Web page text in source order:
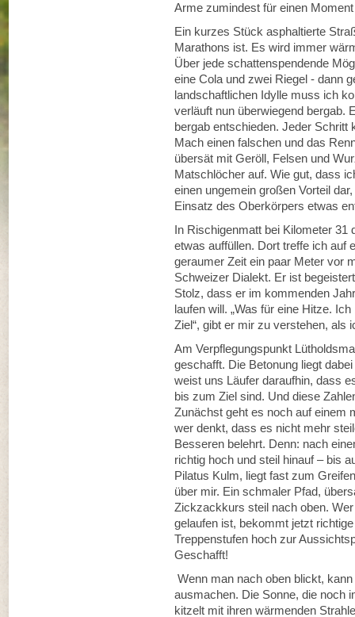
Arme zumindest für einen
Ein kurzes Stück asphaltierte
Marathons ist. Es wird immer
Über jede schattenspendende
eine Cola und zwei Riegel - dann
landschaftlichen Idylle muss ich
verläuft nun überwiegend bergab.
bergab entschieden. Jeder Schritt
Mach einen falschen und das
übersät mit Geröll, Felsen und
Matschlöcher auf. Wie gut, dass
einen ungemein großen Vorteil
Einsatz des Oberkörpers etwas
In Rischigenmatt bei Kilometer 31
etwas auffüllen. Dort treffe ich auf
geraumer Zeit ein paar Meter vor
Schweizer Dialekt. Er ist
Stolz, dass er im kommenden
laufen will. „Was für eine Hitze.
Ziel“, gibt er mir zu verstehen, als
Am Verpflegungspunkt
geschafft. Die Betonung liegt
weist uns Läufer daraufhin, dass
bis zum Ziel sind. Und diese
Zunächst geht es noch auf einem
wer denkt, dass es nicht mehr
Besseren belehrt. Denn: nach
richtig hoch und steil hinauf – bis
Pilatus Kulm, liegt fast zum
über mir. Ein schmaler Pfad,
Zickzackkurs steil nach oben.
gelaufen ist, bekommt jetzt
Treppenstufen hoch zur
Geschafft!
Wenn man nach oben blickt,
ausmachen. Die Sonne, die noch
kitzelt mit ihren wärmenden